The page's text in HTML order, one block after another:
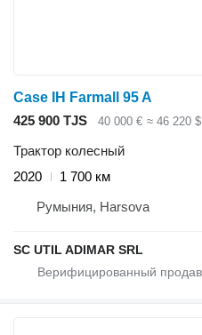
Case IH Farmall 95 A
425 900 TJS
40 000 € ≈ 46 220 $
Трактор колесный
2020
1 700 км
Румыния, Harsova
SC UTIL ADIMAR SRL